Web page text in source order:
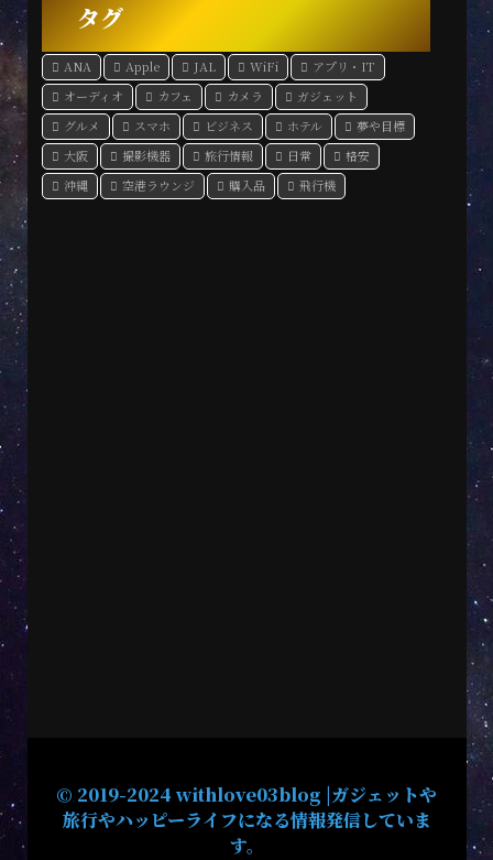
タグ
ANA Apple JAL WiFi
アプリ・IT
オーディオ
カフェ カメラ
ガジェット
グルメ
スマホ ビジネス ホテル
夢や目標
大阪
撮影機器 旅行情報 日常
格安
沖縄
空港ラウンジ 購入品 飛行機
© 2019-2024 withlove03blog |ガジェットや
旅行やハッピーライフになる情報発信していま
す。